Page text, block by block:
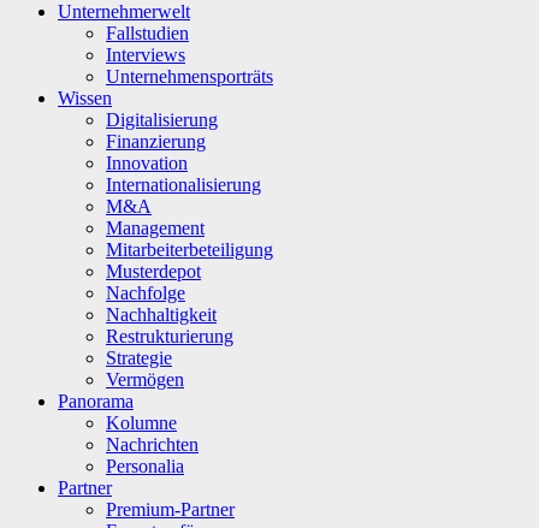
Unternehmerwelt
Fallstudien
Interviews
Unternehmensporträts
Wissen
Digitalisierung
Finanzierung
Innovation
Internationalisierung
M&A
Management
Mitarbeiterbeteiligung
Musterdepot
Nachfolge
Nachhaltigkeit
Restrukturierung
Strategie
Vermögen
Panorama
Kolumne
Nachrichten
Personalia
Partner
Premium-Partner